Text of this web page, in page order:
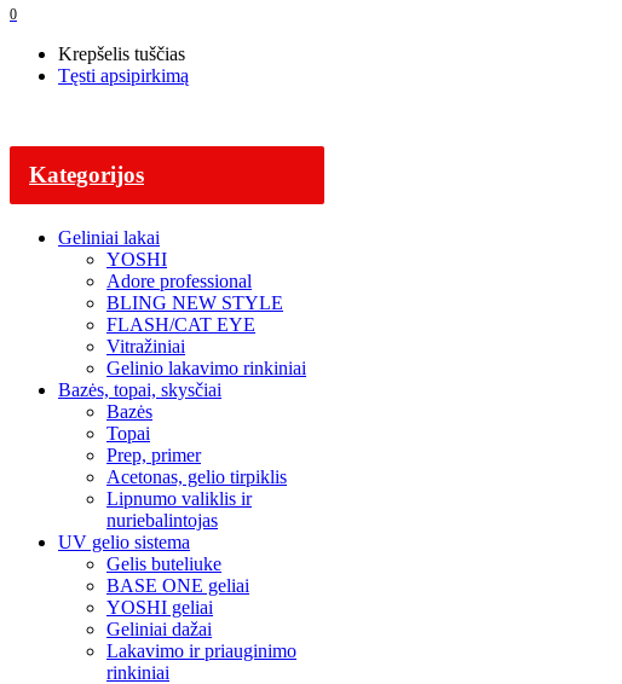
0
Krepšelis tuščias
Tęsti apsipirkimą
Kategorijos
Geliniai lakai
YOSHI
Adore professional
BLING NEW STYLE
FLASH/CAT EYE
Vitražiniai
Gelinio lakavimo rinkiniai
Bazės, topai, skysčiai
Bazės
Topai
Prep, primer
Acetonas, gelio tirpiklis
Lipnumo valiklis ir
nuriebalintojas
UV gelio sistema
Gelis buteliuke
BASE ONE geliai
YOSHI geliai
Geliniai dažai
Lakavimo ir priauginimo
rinkiniai